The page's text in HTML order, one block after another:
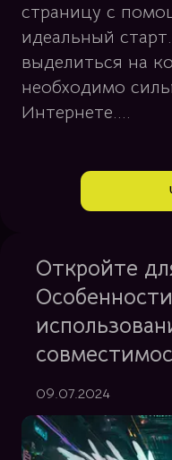
страницу с
идеальный
выделиться на
необходимо
Интернете....
Откройте
09.07.2024